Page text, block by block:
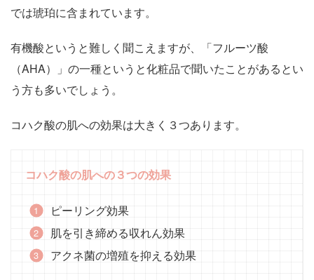
では琥珀に含まれています。
有機酸というと難しく聞こえますが、「フルーツ酸
（AHA）」の一種というと化粧品で聞いたことがあるとい
う方も多いでしょう。
コハク酸の肌への効果は大きく３つあります。
コハク酸の肌への３つの効果
ピーリング効果
肌を引き締める収れん効果
アクネ菌の増殖を抑える効果